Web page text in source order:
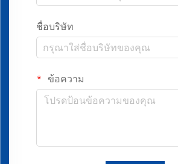
ชื่อบริษัท
ข้อความ